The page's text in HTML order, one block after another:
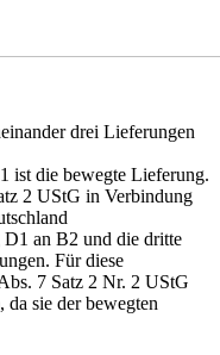
drei Lieferungen
ist die bewegte Lieferung.
2 UStG in Verbindung
an B2 und die dritte
Für diese
7 Satz 2 Nr. 2 UStG
sie der bewegten